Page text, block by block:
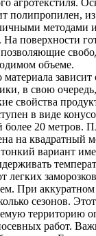
агротекстиля.
полипропилен,
методами и
поверхности
объеме.
в свою
свойства
в виде
20 метров.
на квадратный
вариант
легких
При аккуратном
сезонов.
территорию
работ.